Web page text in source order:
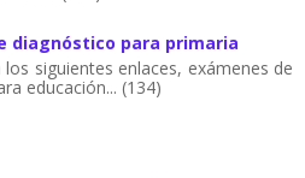
diagnóstico para primaria
los siguientes enlaces, exámenes de
educación... (134)